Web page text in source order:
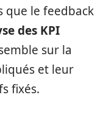
que le feedback
des KPI
sur la
et leur
fixés.